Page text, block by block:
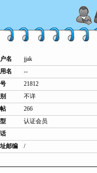
名
jjak
名
--
21812
不详
266
认证会员
邮编
/